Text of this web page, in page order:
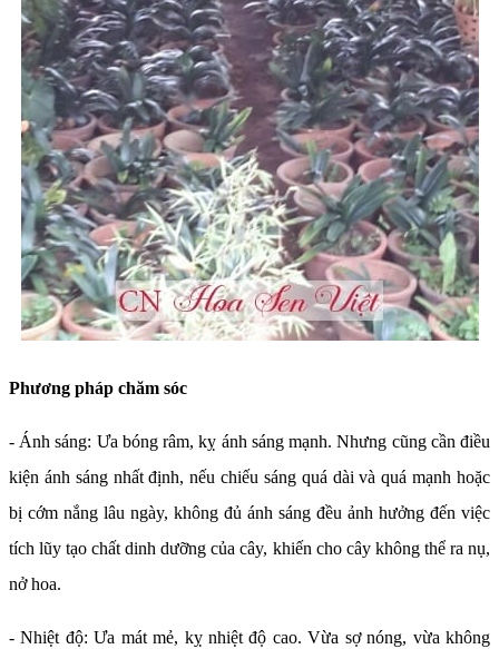
Phương pháp chăm sóc
- Ánh sáng: Ưa bóng râm, kỵ ánh sáng mạnh. Nhưng cũng cần điều
kiện ánh sáng nhất định, nếu chiếu sáng quá dài và quá mạnh hoặc
bị cớm nắng lâu ngày, không đủ ánh sáng đều ảnh hưởng đến việc
tích lũy tạo chất dinh dưỡng của cây, khiến cho cây không thể ra nụ,
nở hoa.
- Nhiệt độ: Ưa mát mẻ, kỵ nhiệt độ cao. Vừa sợ nóng, vừa không